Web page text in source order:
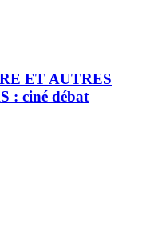
ET AUTRES
: ciné débat